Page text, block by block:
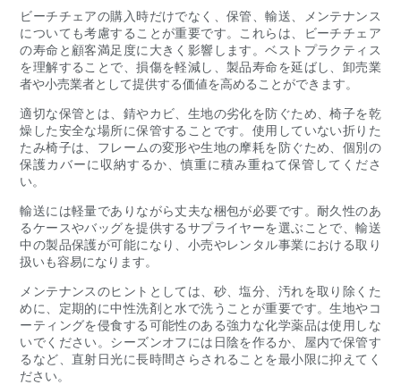
ビーチチェアの購入時だけでなく、保管、輸送、メンテナンス
についても考慮することが重要です。これらは、ビーチチェア
の寿命と顧客満足度に大きく影響します。ベストプラクティス
を理解することで、損傷を軽減し、製品寿命を延ばし、卸売業
者や小売業者として提供する価値を高めることができます。
適切な保管とは、錆やカビ、生地の劣化を防ぐため、椅子を乾
燥した安全な場所に保管することです。使用していない折りた
たみ椅子は、フレームの変形や生地の摩耗を防ぐため、個別の
保護カバーに収納するか、慎重に積み重ねて保管してくださ
い。
輸送には軽量でありながら丈夫な梱包が必要です。耐久性のあ
るケースやバッグを提供するサプライヤーを選ぶことで、輸送
中の製品保護が可能になり、小売やレンタル事業における取り
扱いも容易になります。
メンテナンスのヒントとしては、砂、塩分、汚れを取り除くた
めに、定期的に中性洗剤と水で洗うことが重要です。生地やコ
ーティングを侵食する可能性のある強力な化学薬品は使用しな
いでください。シーズンオフには日陰を作るか、屋内で保管す
るなど、直射日光に長時間さらされることを最小限に抑えてく
ださい。